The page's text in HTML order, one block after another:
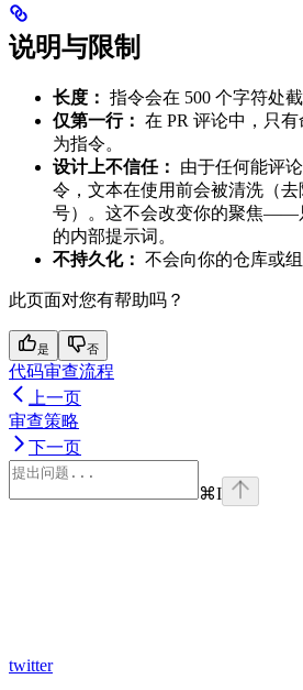
说明与限制
长度： 指令会在 500 个字符处截
仅第一行： 在 PR 评论中，只
为指令。
设计上不信任：
由于任何能评
令，文本在使用前会被清洗（
号）。这不会改变你的聚焦——
的内部提示词。
不持久化： 不会向你的仓库或
此页面对您有帮助吗？
是 否
代码审查流程
上一页
审查策略
下一页
⌘I
twitter